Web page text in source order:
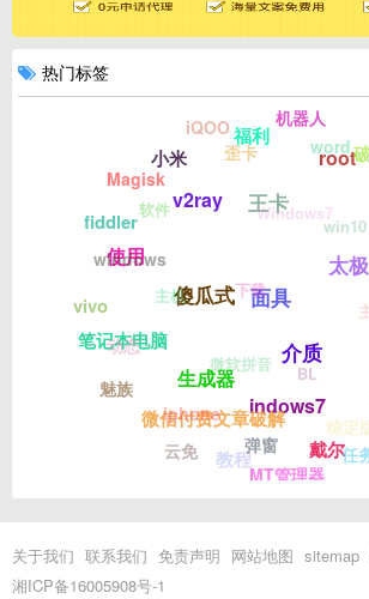
热门标签
面具
傻瓜式
生成器
indows7
介质
太极
王卡
v2ray
使用
笔记本电脑
微信付费文章破解
教程
戴尔
root
福利
小米
fiddler
vivo
魅族
云免
MT管理器
任
机器人
iQOO
Magisk
windows
动态
iphone
弹窗
稳定
word
歪卡
软件
主机
微软拼音 BL
win10
Windows7
下载
关于我们 联系我们 免责声明 网站地图 sitemap
湘ICP备16005908号-1